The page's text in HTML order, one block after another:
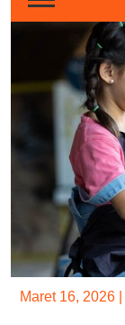
Maret 16, 2026